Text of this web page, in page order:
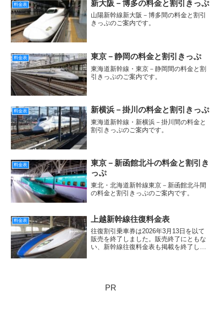
料金表 新大阪－博多の料金と割引きっぷ
山陽新幹線新大阪－博多間の料金と割引
きっぷのご案内です。
料金表 東京－静岡の料金と割引きっぷ
東海道新幹線・東京－静岡間の料金と割
引きっぷのご案内です。
料金表 新横浜－掛川の料金と割引きっぷ
東海道新幹線・新横浜－掛川間の料金と
割引きっぷのご案内です。
料金表
東京－新函館北斗の料金と割引き
っぷ
東北・北海道新幹線東京－新函館北斗間
の料金と割引きっぷのご案内です。
料金表 上越新幹線往復料金表
往復割引乗車券は2026年3月13日を以て
販売を終了しました。販売終了にともな
い、新幹線往復料金表も掲載を終了しま
PR